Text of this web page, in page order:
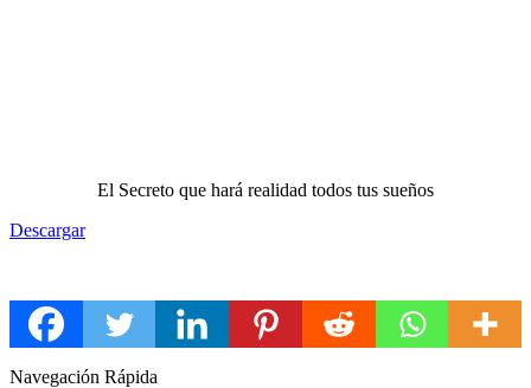
El Secreto que hará realidad todos tus sueños
Descargar
Navegación Rápida